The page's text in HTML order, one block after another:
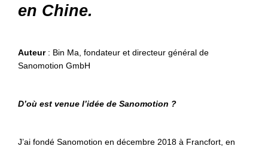
en Chine.
Auteur : Bin Ma, fondateur et directeur général de
Sanomotion GmbH
D’où est venue l’idée de Sanomotion ?
J’ai fondé Sanomotion en décembre 2018 à Francfort, en